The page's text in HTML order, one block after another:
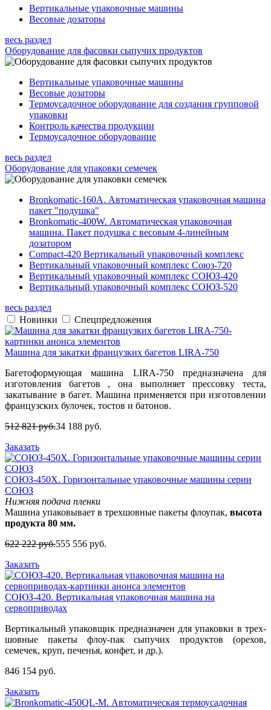
Вертикальные упаковочные машины
Весовые дозаторы
весь раздел
Оборудование для фасовки сыпучих продуктов
Вертикальные упаковочные машины
Весовые дозаторы
Термоусадочное оборудование для создания групповой
упаковки
Контроль качества продукции
Термоусадочное оборудование
весь раздел
Оборудование для упаковки семечек
Bronkomatic-160A. Автоматическая упаковочная машина
пакет "подушка"
Bronkomatic-400W. Автоматическая упаковочная
машина. Пакет подушка с весовым 4-линейным
дозатором
Compact-420 Вертикальный упаковочный комплекс
Вертикальный упаковочный комплекс Союз-720
Вертикальный упаковочный комплекс СОЮЗ-420
Вертикальный упаковочный комплекс СОЮЗ-520
весь раздел
Новинки
Спецпредложения
Машина для закатки французких багетов LIRA-750
Багетоформующая машина LIRA-750 предназначена для
изготовления багетов , она выполняет прессовку теста,
закатывание в багет. Машина применяется при изготовлении
французских булочек, тостов и батонов.
512 821 руб.34 188 руб.
Заказать
СОЮЗ-450X. Горизонтальные упаковочные машины серии
СОЮЗ
Нижняя подача пленки
Машина упаковывает в трехшовные пакеты флоупак, высота
продукта 80 мм.
622 222 руб.555 556 руб.
Заказать
СОЮЗ-420. Вертикальная упаковочная машина на
сервоприводах
Вертикальный упаковщик предназначен для упаковки в трех-
шовные пакеты флоу-пак сыпучих продуктов (орехов,
семечек, круп, печенья, конфет, и др.).
846 154 руб.
Заказать